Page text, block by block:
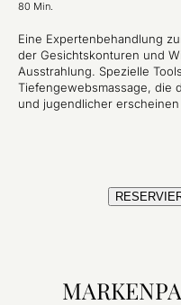
80 Min.
Eine Expertenbehandlung
der Gesichtskonturen und
Ausstrahlung. Spezielle
Tiefengewebsmassage, die
und jugendlicher erscheinen